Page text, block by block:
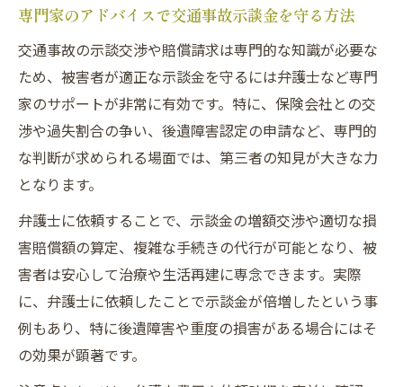
専門家のアドバイスで交通事故示談金を守る方法
交通事故の示談交渉や賠償請求は専門的な知識が必要な
ため、被害者が適正な示談金を守るには弁護士など専門
家のサポートが非常に有効です。特に、保険会社との交
渉や過失割合の争い、後遺障害認定の申請など、専門的
な判断が求められる場面では、第三者の知見が大きな力
となります。
弁護士に依頼することで、示談金の増額交渉や適切な損
害賠償額の算定、複雑な手続きの代行が可能となり、被
害者は安心して治療や生活再建に専念できます。実際
に、弁護士に依頼したことで示談金が倍増したという事
例もあり、特に後遺障害や重度の損害がある場合にはそ
の効果が顕著です。